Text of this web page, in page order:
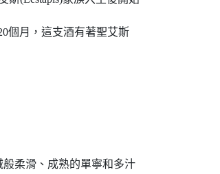
個月，這支酒有著聖艾斯
柔滑、成熟的單寧和多汁